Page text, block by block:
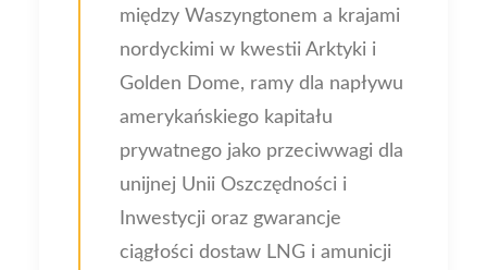
między Waszyngtonem a krajami
nordyckimi w kwestii Arktyki i
Golden Dome, ramy dla napływu
amerykańskiego kapitału
prywatnego jako przeciwwagi dla
unijnej Unii Oszczędności i
Inwestycji oraz gwarancje
ciągłości dostaw LNG i amunicji